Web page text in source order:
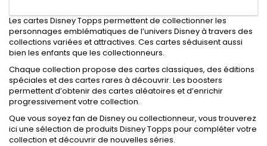
Les cartes Disney Topps permettent de collectionner les
personnages emblématiques de l’univers Disney à travers des
collections variées et attractives. Ces cartes séduisent aussi
bien les enfants que les collectionneurs.
Chaque collection propose des cartes classiques, des éditions
spéciales et des cartes rares à découvrir. Les boosters
permettent d’obtenir des cartes aléatoires et d’enrichir
progressivement votre collection.
Que vous soyez fan de Disney ou collectionneur, vous trouverez
ici une sélection de produits Disney Topps pour compléter votre
collection et découvrir de nouvelles séries.